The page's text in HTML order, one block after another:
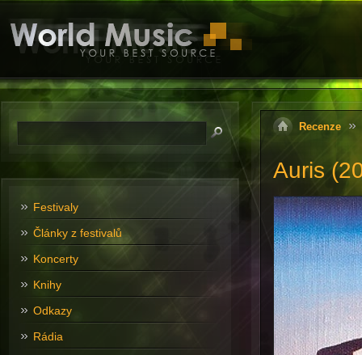
Recenze
Auris
Festivaly
Články z festivalů
Koncerty
Knihy
Odkazy
Rádia